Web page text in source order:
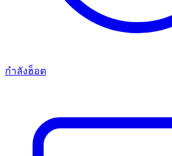
กำลังฮ็อต